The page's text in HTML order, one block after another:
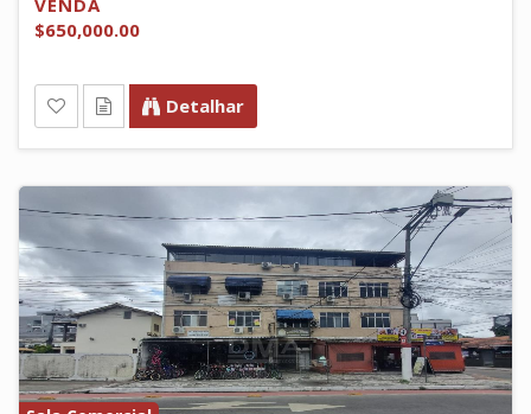
$650,000.00
Detalhar